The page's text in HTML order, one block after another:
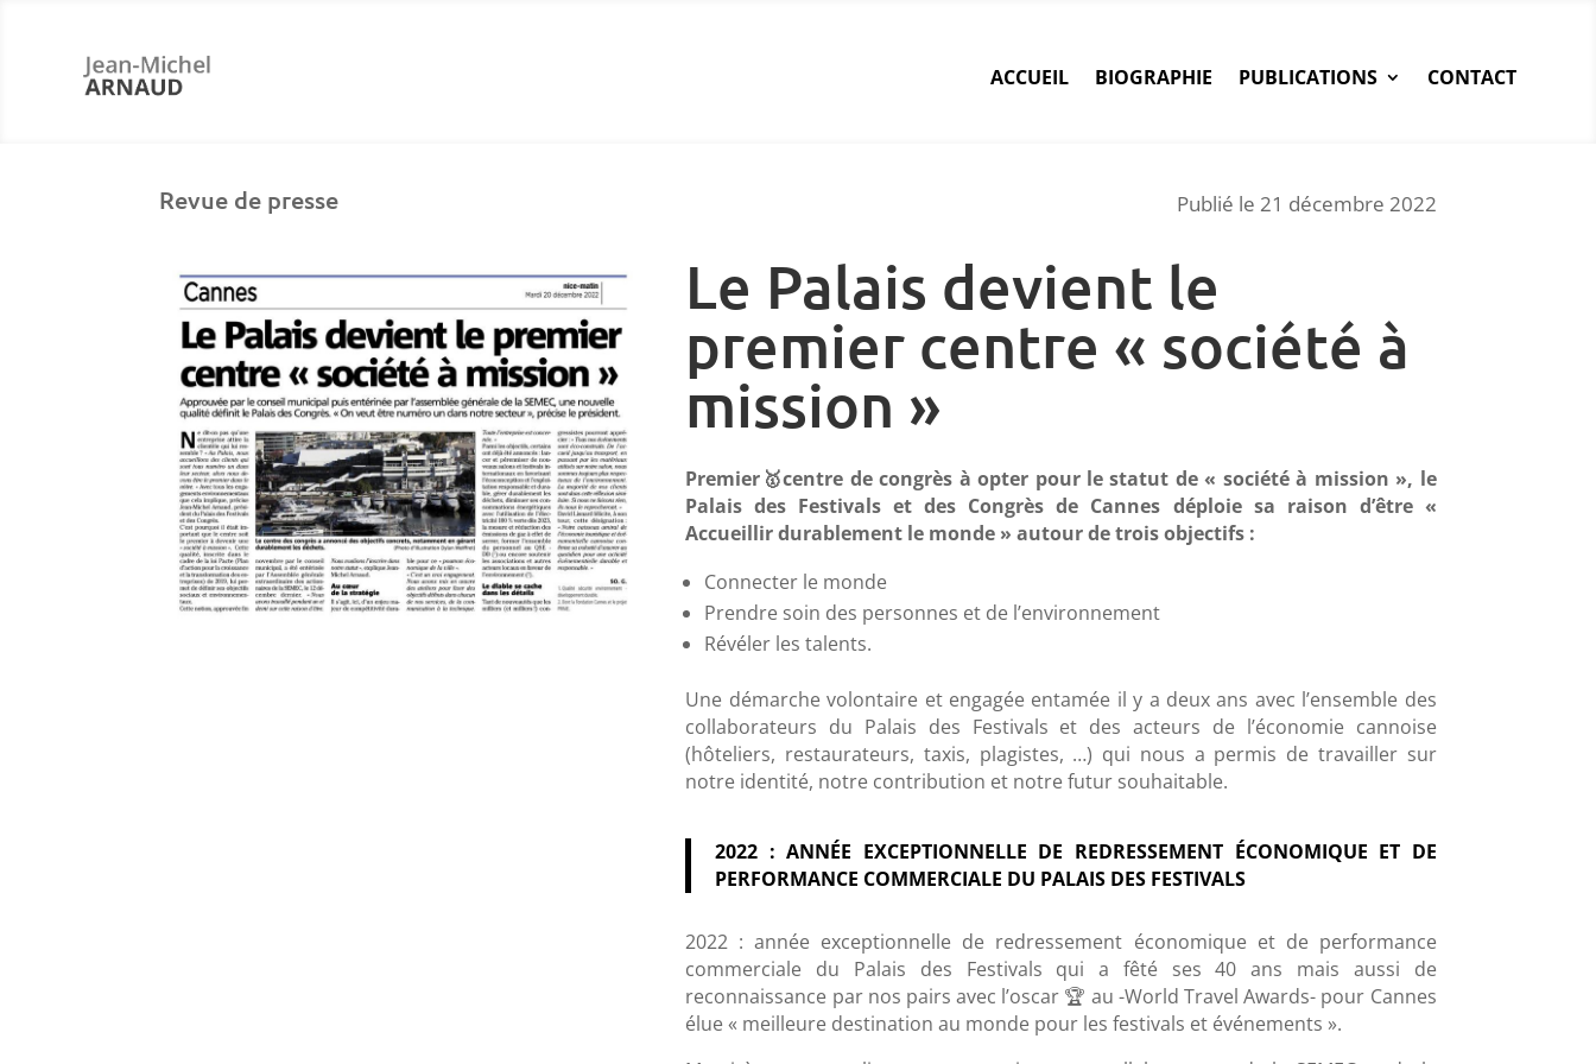
ACCUEIL BIOGRAPHIE PUBLICATIONS CONTACT
Revue de presse Publié le 21 décembre 2022
Le Palais devient le
premier centre « société à
mission »
Premier🥇centre de congrès à opter pour le statut de « société à mission », le
Palais des Festivals et des Congrès de Cannes déploie sa raison d’être «
Accueillir durablement le monde » autour de trois objectifs :
Connecter le monde
Prendre soin des personnes et de l’environnement
Révéler les talents.
Une démarche volontaire et engagée entamée il y a deux ans avec l’ensemble des
collaborateurs du Palais des Festivals et des acteurs de l’économie cannoise
(hôteliers, restaurateurs, taxis, plagistes, …) qui nous a permis de travailler sur
notre identité, notre contribution et notre futur souhaitable.
2022 : ANNÉE EXCEPTIONNELLE DE REDRESSEMENT ÉCONOMIQUE ET DE
PERFORMANCE COMMERCIALE DU PALAIS DES FESTIVALS
2022 : année exceptionnelle de redressement économique et de performance
commerciale du Palais des Festivals qui a fêté ses 40 ans mais aussi de
reconnaissance par nos pairs avec l’oscar 🏆 au -World Travel Awards- pour Cannes
élue « meilleure destination au monde pour les festivals et événements ».